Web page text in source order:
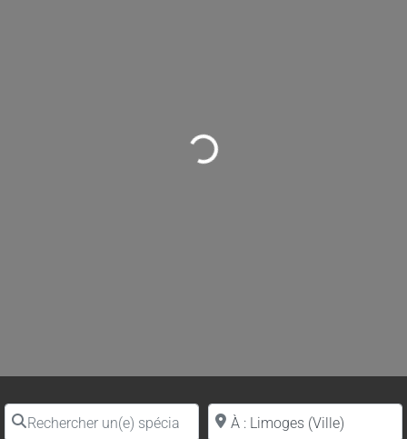
Loading...
Rechercher un(e) spécialiste par nomProche de (ville ou région)